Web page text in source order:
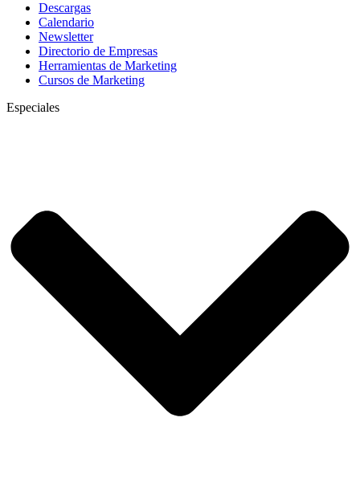
Descargas
Calendario
Newsletter
Directorio de Empresas
Herramientas de Marketing
Cursos de Marketing
Especiales